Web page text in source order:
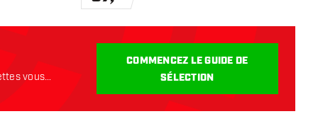
vous
COMMENCEZ LE GUIDE DE
SÉLECTION